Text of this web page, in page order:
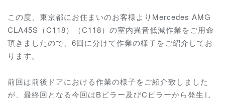
この度、東京都にお住まいのお客様よりMercedes AMG
CLA45S（C118）（C118）の室内異音低減作業をご用命
頂きましたので、6回に分けて作業の様子をご紹介してお
ります。
前回は前後ドアにおける作業の様子をご紹介致しました
が、最終回となる今回はBピラー及びCピラーから発生し